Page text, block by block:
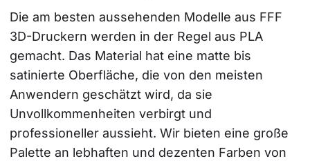
Die am besten aussehenden Modelle aus FFF
3D-Druckern werden in der Regel aus PLA
gemacht. Das Material hat eine matte bis
satinierte Oberfläche, die von den meisten
Anwendern geschätzt wird, da sie
Unvollkommenheiten verbirgt und
professioneller aussieht. Wir bieten eine große
Palette an lebhaften und dezenten Farben von